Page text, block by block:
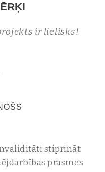
ir lielisks!
stiprināt
prasmes